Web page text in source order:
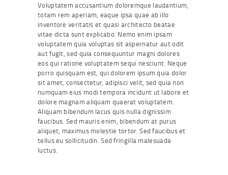
Voluptatem accusantium doloremque laudantium,
totam rem aperiam, eaque ipsa quae ab illo
inventore veritatis et quasi architecto beatae
vitae dicta sunt explicabo. Nemo enim ipsam
voluptatem quia voluptas sit aspernatur aut odit
aut fugit, sed quia consequuntur magni dolores
eos qui ratione voluptatem sequi nesciunt. Neque
porro quisquam est, qui dolorem ipsum quia dolor
sit amet, consectetur, adipisci velit, sed quia non
numquam eius modi tempora incidunt ut labore et
dolore magnam aliquam quaerat voluptatem.
Aliquam bibendum lacus quis nulla dignissim
faucibus. Sed mauris enim, bibendum at purus
aliquet, maximus molestie tortor. Sed faucibus et
tellus eu sollicitudin. Sed fringilla malesuada
luctus.